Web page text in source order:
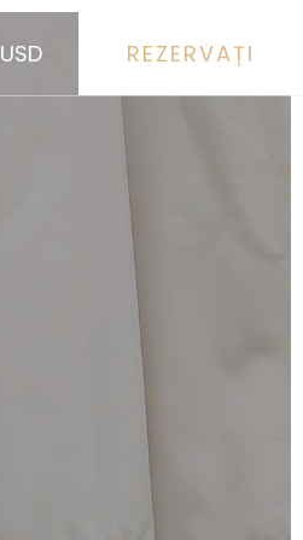
USD REZERVAȚI